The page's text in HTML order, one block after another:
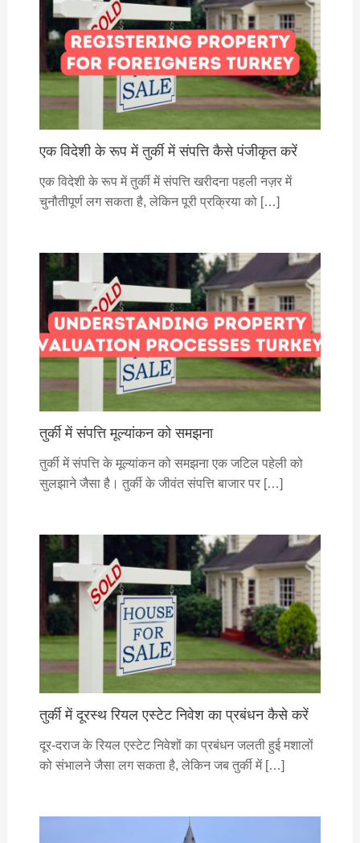
एक विदेशी के रूप में तुर्की में संपत्ति कैसे पंजीकृत करें
एक विदेशी के रूप में तुर्की में संपत्ति खरीदना पहली नज़र में
चुनौतीपूर्ण लग सकता है, लेकिन पूरी प्रक्रिया को […]
तुर्की में संपत्ति मूल्यांकन को समझना
तुर्की में संपत्ति के मूल्यांकन को समझना एक जटिल पहेली को
सुलझाने जैसा है। तुर्की के जीवंत संपत्ति बाजार पर […]
तुर्की में दूरस्थ रियल एस्टेट निवेश का प्रबंधन कैसे करें
दूर-दराज के रियल एस्टेट निवेशों का प्रबंधन जलती हुई मशालों
को संभालने जैसा लग सकता है, लेकिन जब तुर्की में […]